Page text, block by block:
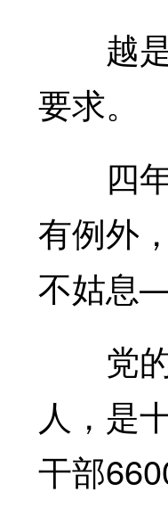
越是
要求。
四年
有例外
不姑
党的
人，是
干部